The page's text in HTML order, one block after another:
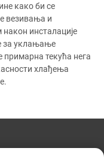
како би се
везивања и
инсталације
за уклањање
текућа нега
хлађења